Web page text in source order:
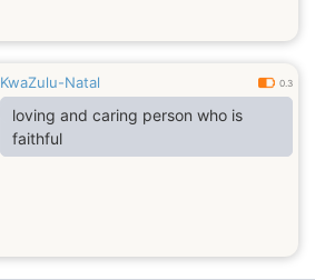
KwaZulu-Natal 0.3
loving and caring person who is
faithful